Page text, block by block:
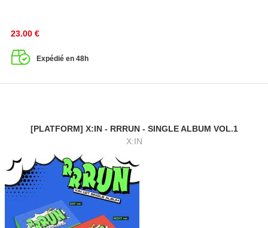
23.00 €
Expédié en 48h
[PLATFORM] X:IN - RRRUN - SINGLE ALBUM VOL.1
X:IN